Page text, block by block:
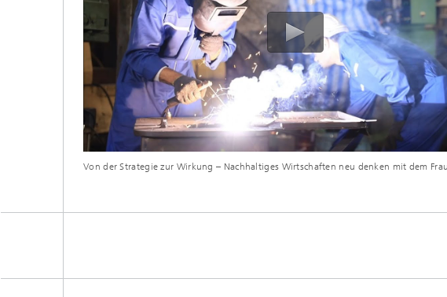
Von der Strategie zur Wirkung – Nachhaltiges Wirtschaften neu denken mit dem